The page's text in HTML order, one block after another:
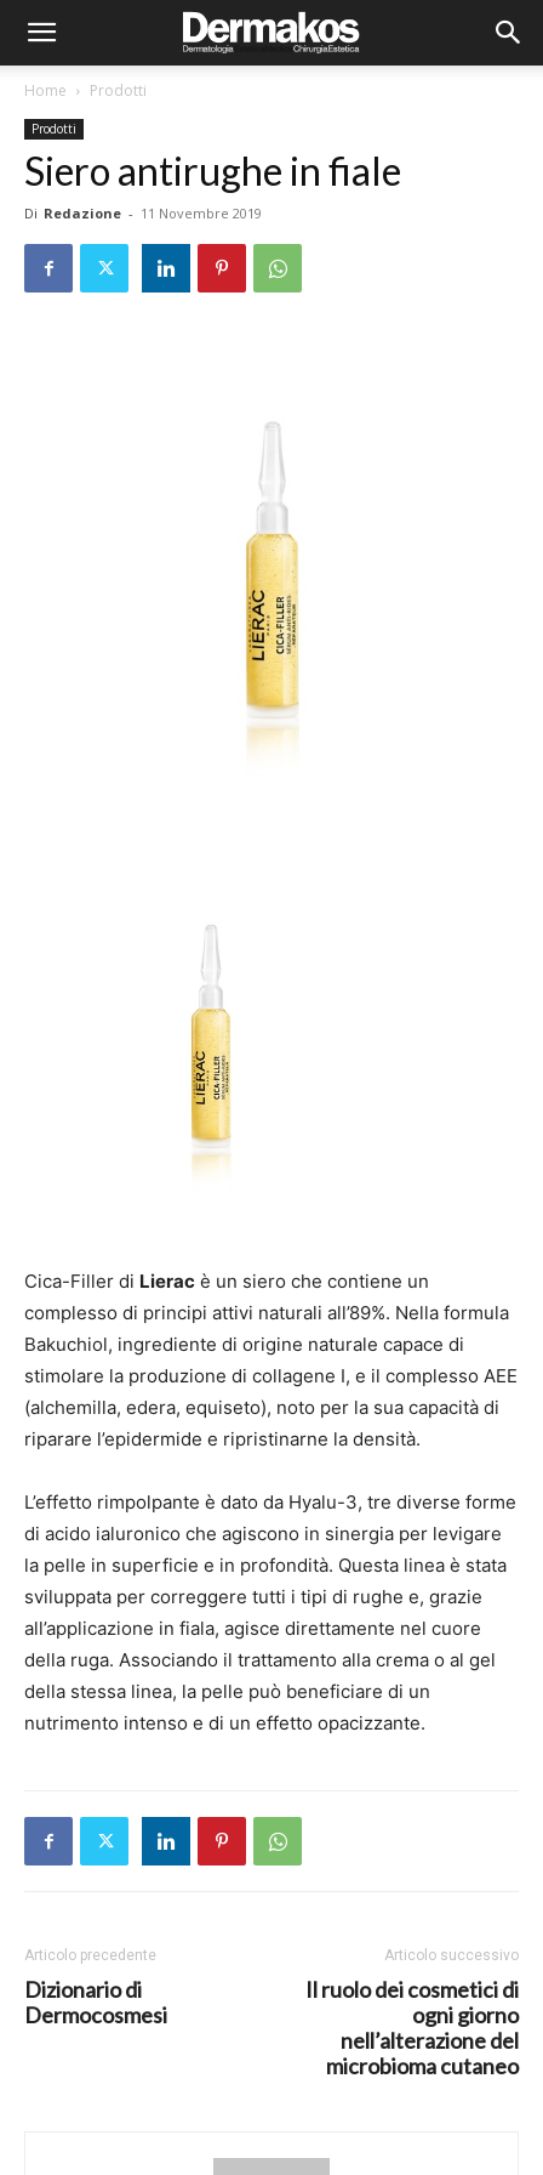
Home Prodotti
Prodotti
Siero antirughe in fiale
Di Redazione - 11 Novembre 2019
Cica-Filler di Lierac è un siero che contiene un
complesso di principi attivi naturali all’89%. Nella formula
Bakuchiol, ingrediente di origine naturale capace di
stimolare la produzione di collagene I, e il complesso AEE
(alchemilla, edera, equiseto), noto per la sua capacità di
riparare l’epidermide e ripristinarne la densità.
L’effetto rimpolpante è dato da Hyalu-3, tre diverse forme
di acido ialuronico che agiscono in sinergia per levigare
la pelle in superficie e in profondità. Questa linea è stata
sviluppata per correggere tutti i tipi di rughe e, grazie
all’applicazione in fiala, agisce direttamente nel cuore
della ruga. Associando il trattamento alla crema o al gel
della stessa linea, la pelle può beneficiare di un
nutrimento intenso e di un effetto opacizzante.
Articolo precedente
Dizionario di
Dermocosmesi
Articolo successivo
Il ruolo dei cosmetici di
ogni giorno
nell’alterazione del
microbioma cutaneo